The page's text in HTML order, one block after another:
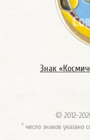
Знак
© 2012-
* число знаков указано